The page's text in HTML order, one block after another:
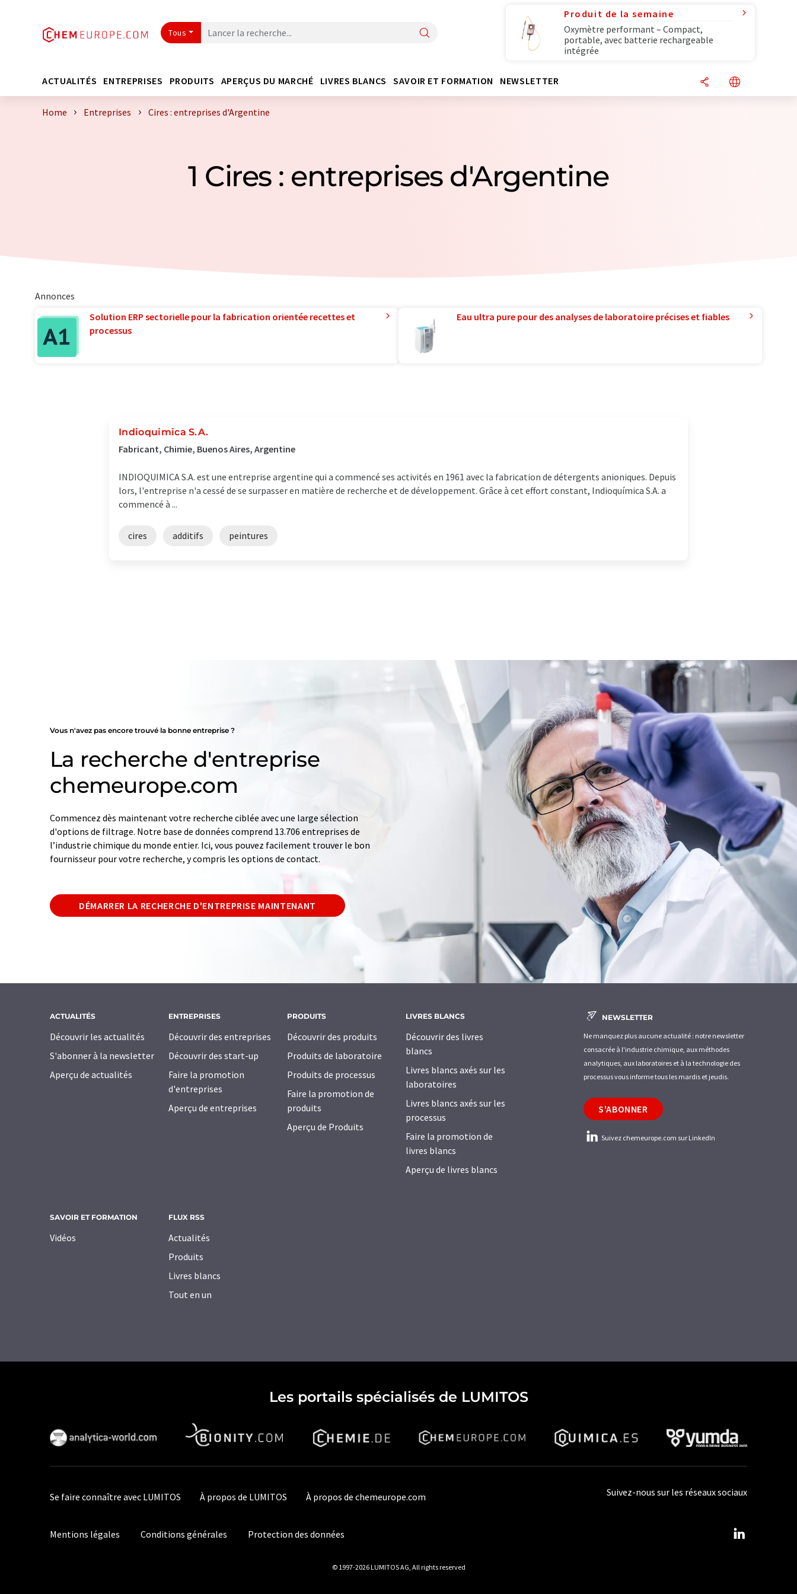
Tous
Produit de la semaine
Oxymètre performant – Compact,
portable, avec batterie rechargeable
intégrée
ACTUALITÉS ENTREPRISES PRODUITS APERÇUS DU MARCHÉ LIVRES BLANCS SAVOIR ET FORMATION NEWSLETTER
Home Entreprises Cires : entreprises d'Argentine
1 Cires : entreprises d'Argentine
Annonces
Solution ERP sectorielle pour la fabrication orientée recettes et
processus
Eau ultra pure pour des analyses de laboratoire précises et fiables
Indioquimica S.A.
Fabricant, Chimie, Buenos Aires, Argentine
INDIOQUIMICA S.A. est une entreprise argentine qui a commencé ses activités en 1961 avec la fabrication de détergents anioniques. Depuis
lors, l'entreprise n'a cessé de se surpasser en matière de recherche et de développement. Grâce à cet effort constant, Indioquímica S.A. a
commencé à ...
cires additifs peintures
Vous n'avez pas encore trouvé la bonne entreprise ?
La recherche d'entreprise
chemeurope.com
Commencez dès maintenant votre recherche ciblée avec une large sélection
d'options de filtrage. Notre base de données comprend 13.706 entreprises de
l’industrie chimique du monde entier. Ici, vous pouvez facilement trouver le bon
fournisseur pour votre recherche, y compris les options de contact.
DÉMARRER LA RECHERCHE D'ENTREPRISE MAINTENANT
ACTUALITÉS
Découvrir les actualités
S'abonner à la newsletter
Aperçu de actualités
ENTREPRISES
Découvrir des entreprises
Découvrir des start-up
Faire la promotion
d'entreprises
Aperçu de entreprises
PRODUITS
Découvrir des produits
Produits de laboratoire
Produits de processus
Faire la promotion de
produits
Aperçu de Produits
LIVRES BLANCS
Découvrir des livres
blancs
Livres blancs axés sur les
laboratoires
Livres blancs axés sur les
processus
Faire la promotion de
livres blancs
Aperçu de livres blancs
SAVOIR ET FORMATION
Vidéos
FLUX RSS
Actualités
Produits
Livres blancs
Tout en un
NEWSLETTER
Ne manquez plus aucune actualité : notre newsletter
consacrée à l'industrie chimique, aux méthodes
analytiques, aux laboratoires et à la technologie des
processus vous informe tous les mardis et jeudis.
S'ABONNER
Suivez chemeurope.com sur LinkedIn
Les portails spécialisés de LUMITOS
Se faire connaître avec LUMITOS À propos de LUMITOS À propos de chemeurope.com
Mentions légales Conditions générales Protection des données
Suivez-nous sur les réseaux sociaux
© 1997-2026 LUMITOS AG, All rights reserved